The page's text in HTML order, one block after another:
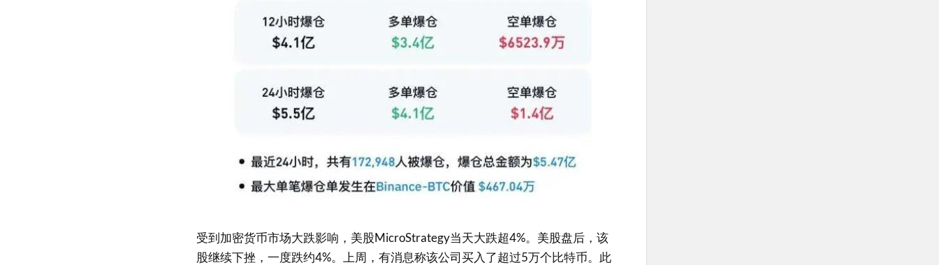
受到加密货币市场大跌影响，美股MicroStrategy当天大跌超4%。美股盘后，该
股继续下挫，一度跌约4%。上周，有消息称该公司买入了超过5万个比特币。此